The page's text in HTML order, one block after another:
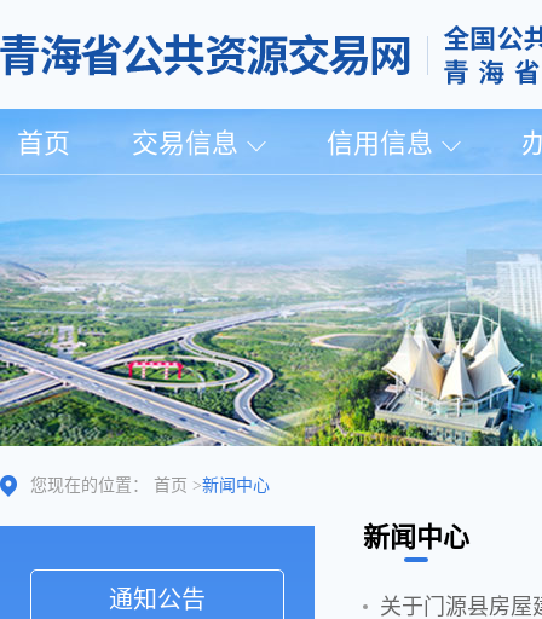
首页 交易信息 信用信息
您现在的位置： 首页 >新闻中心
通知公告
新闻中心